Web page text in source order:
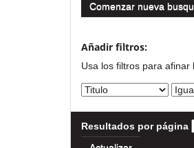
Comenzar nueva
Añadir filtros:
Usa los filtros para afinar
Resultados por página